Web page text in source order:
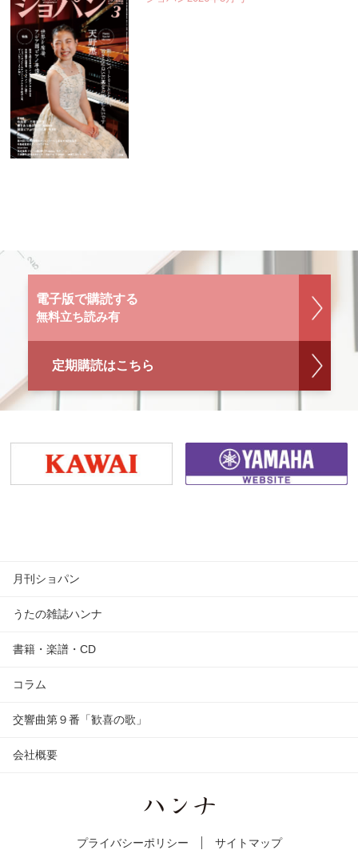
電子版で購読する
無料立ち読み有
定期購読はこちら
月刊ショパン
うたの雑誌ハンナ
書籍・楽譜・CD
コラム
交響曲第９番「歓喜の歌」
会社概要
プライバシーポリシー サイトマップ